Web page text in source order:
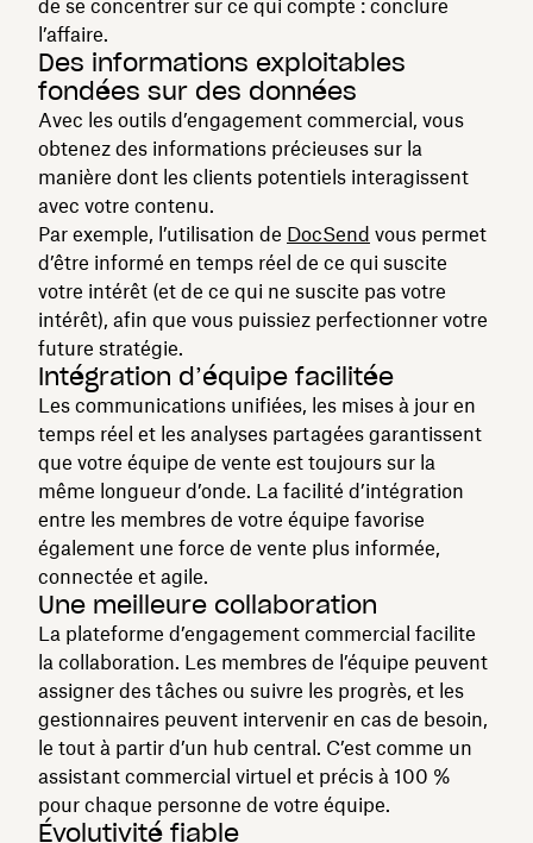
de se concentrer sur ce qui compte : conclure
l’affaire.
Des informations exploitables
fondées sur des données
Avec les outils d’engagement commercial, vous
obtenez des informations précieuses sur la
manière dont les clients potentiels interagissent
avec votre contenu.
Par exemple, l’utilisation de DocSend vous permet
d’être informé en temps réel de ce qui suscite
votre intérêt (et de ce qui ne suscite pas votre
intérêt), afin que vous puissiez perfectionner votre
future stratégie.
Intégration d’équipe facilitée
Les communications unifiées, les mises à jour en
temps réel et les analyses partagées garantissent
que votre équipe de vente est toujours sur la
même longueur d’onde. La facilité d’intégration
entre les membres de votre équipe favorise
également une force de vente plus informée,
connectée et agile.
Une meilleure collaboration
La plateforme d’engagement commercial facilite
la collaboration. Les membres de l’équipe peuvent
assigner des tâches ou suivre les progrès, et les
gestionnaires peuvent intervenir en cas de besoin,
le tout à partir d’un hub central. C’est comme un
assistant commercial virtuel et précis à 100 %
pour chaque personne de votre équipe.
Évolutivité fiable